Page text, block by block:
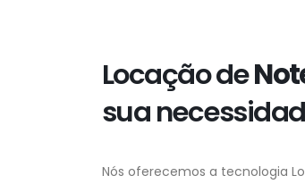
Locação de
sua
Nós oferecemos a tecnologia